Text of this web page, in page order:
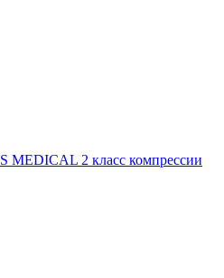
MEDICAL 2 класс компрессии